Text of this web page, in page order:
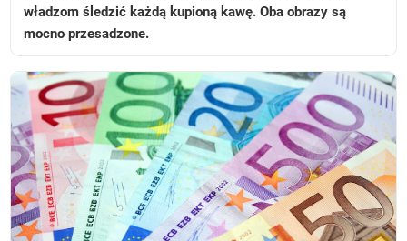
władzom śledzić każdą kupioną kawę. Oba obrazy są
mocno przesadzone.